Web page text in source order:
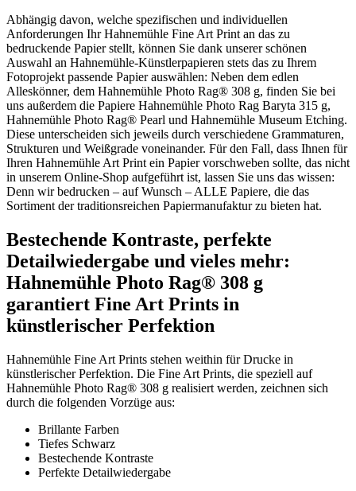
Abhängig davon, welche spezifischen und individuellen
Anforderungen Ihr Hahnemühle Fine Art Print an das zu
bedruckende Papier stellt, können Sie dank unserer schönen
Auswahl an Hahnemühle-Künstlerpapieren stets das zu Ihrem
Fotoprojekt passende Papier auswählen: Neben dem edlen
Alleskönner, dem Hahnemühle Photo Rag® 308 g, finden Sie bei
uns außerdem die Papiere Hahnemühle Photo Rag Baryta 315 g,
Hahnemühle Photo Rag® Pearl und Hahnemühle Museum Etching.
Diese unterscheiden sich jeweils durch verschiedene Grammaturen,
Strukturen und Weißgrade voneinander. Für den Fall, dass Ihnen für
Ihren Hahnemühle Art Print ein Papier vorschweben sollte, das nicht
in unserem Online-Shop aufgeführt ist, lassen Sie uns das wissen:
Denn wir bedrucken – auf Wunsch – ALLE Papiere, die das
Sortiment der traditionsreichen Papiermanufaktur zu bieten hat.
Bestechende Kontraste, perfekte
Detailwiedergabe und vieles mehr:
Hahnemühle Photo Rag® 308 g
garantiert Fine Art Prints in
künstlerischer Perfektion
Hahnemühle Fine Art Prints stehen weithin für Drucke in
künstlerischer Perfektion. Die Fine Art Prints, die speziell auf
Hahnemühle Photo Rag® 308 g realisiert werden, zeichnen sich
durch die folgenden Vorzüge aus:
Brillante Farben
Tiefes Schwarz
Bestechende Kontraste
Perfekte Detailwiedergabe